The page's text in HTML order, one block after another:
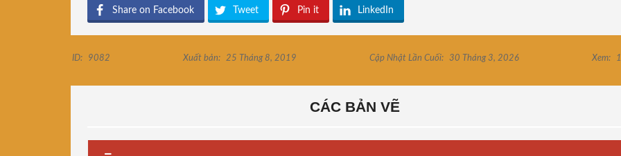
Share on Facebook Tweet Pin it LinkedIn
ID: 9082 Xuất bản: 25 Tháng 8, 2019 Cập Nhật Lần Cuối: 30 Tháng 3, 2026 Xem:
CÁC BẢN VẼ